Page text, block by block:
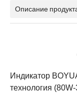
Описание
Индикатор
технология